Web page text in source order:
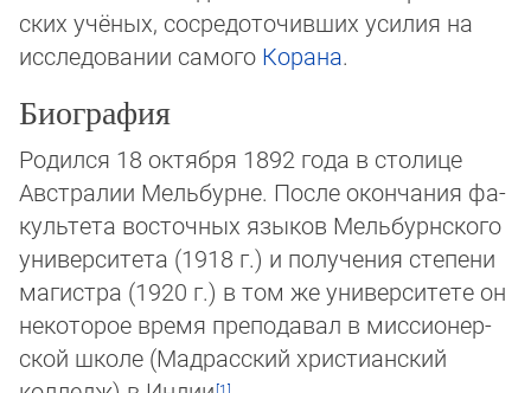
ских учё­ных, сосредо­то­чив­ших уси­лия на
исследовании самого Корана.
Биография
Родился 18 октября 1892 года в столице
Австралии Мельбурне. После окончания фа­
куль­тета восточных языков Мельбурнского
университета (1918 г.) и получения сте­пе­ни
магистра (1920 г.) в том же университете он
некоторое время преподавал в мис­сио­нер­
ской школе (Мадрасский христианский